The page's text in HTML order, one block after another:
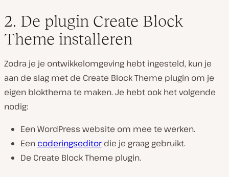
2. De plugin Create Block
Theme installeren
Zodra je je ontwikkelomgeving hebt ingesteld, kun je
aan de slag met de Create Block Theme plugin om je
eigen blokthema te maken. Je hebt ook het volgende
nodig:
Een WordPress website om mee te werken.
Een coderingseditordie je graag gebruikt.
De Create Block Theme plugin.